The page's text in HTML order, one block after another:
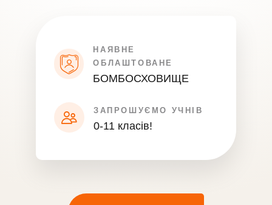
НАЯВНЕ
ОБЛАШТОВАНЕ
БОМБОСХОВИЩЕ
ЗАПРОШУЄМО УЧНІВ
0-11 класів!